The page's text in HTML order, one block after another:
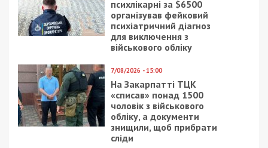
Facebook
Telegram
Twitter
WhatsApp
Viber
Email
Категории:Суспільство| Метки:
Россией
Рекламні блоки дають нам змогу
залишатися незалежними ЗМІ, а вам -
отримувати найсвіжіші новини під ними.